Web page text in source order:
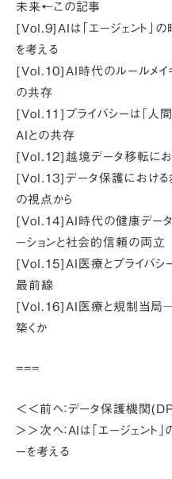
未来←この記事
[Vol.9]AIは「エージェント
を考える
[Vol.10]AI時代のルールメイ
の共存
[Vol.11]プライバシーは「
AIとの共存
[Vol.12]越境データ移転に
[Vol.13]データ保護におけ
の視点から
[Vol.14]AI時代の健康デー
ーションと社会的信頼の両立
[Vol.15]AI医療とプライバ
最前線
[Vol.16]AI医療と規制当局
築くか
===
＜＜前へ：データ保護機関
＞＞次へ：AIは「エージェン
ーを考える